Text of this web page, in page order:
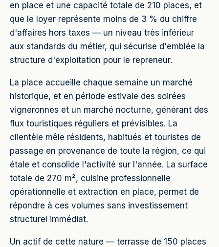
en place et une capacité totale de 210 places, et
que le loyer représente moins de 3 % du chiffre
d'affaires hors taxes — un niveau très inférieur
aux standards du métier, qui sécurise d'emblée la
structure d'exploitation pour le repreneur.
La place accueille chaque semaine un marché
historique, et en période estivale des soirées
vigneronnes et un marché nocturne, générant des
flux touristiques réguliers et prévisibles. La
clientèle mêle résidents, habitués et touristes de
passage en provenance de toute la région, ce qui
étale et consolide l'activité sur l'année. La surface
totale de 270 m², cuisine professionnelle
opérationnelle et extraction en place, permet de
répondre à ces volumes sans investissement
structurel immédiat.
Un actif de cette nature — terrasse de 150 places